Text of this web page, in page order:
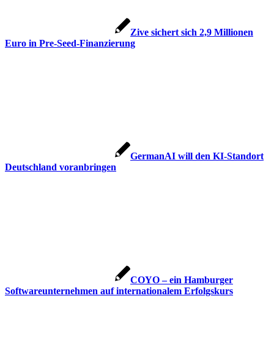
Zive sichert sich 2,9 Millionen
Euro in Pre-Seed-Finanzierung
GermanAI will den KI-Standort
Deutschland voranbringen
COYO – ein Hamburger
Softwareunternehmen auf internationalem Erfolgskurs